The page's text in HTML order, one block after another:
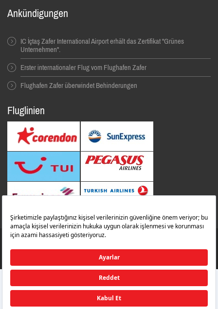
Ankündigungen
IC İçtaş Zafer International Airport erhält das Zertifikat "Grünes
Unternehmen".
Erster internationaler Flug vom Flughafen Zafer
Flughafen Zafer überwindet Behinderungen
Fluglinien
© 2014 Alle Rechte Vorbehalten. İbrahim Çeçen Yatırım Holding